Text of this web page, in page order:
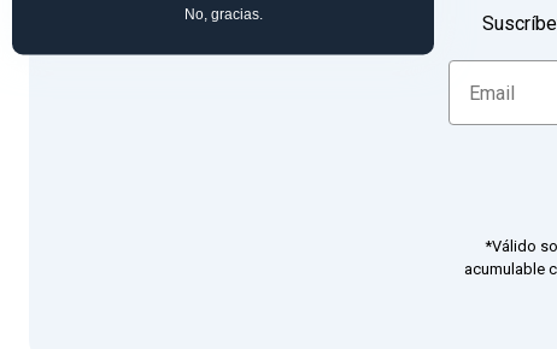
*Válido
acumulable
No, gracias.